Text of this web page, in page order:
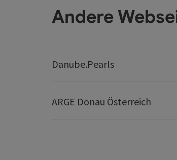
Andere
Danube.Pearls
ARGE Donau Österreich